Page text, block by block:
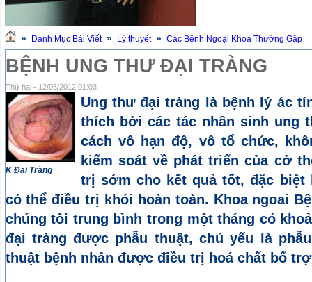
» Danh Mục Bài Viết » Lý thuyết » Các Bệnh Ngoại Khoa Thường Gặp
BỆNH UNG THƯ ĐẠI TRÀNG
Thứ hai - 12/03/2012 01:03
K Đại Tràng
Ung thư đại tràng là bệnh lý ác
thích bởi các tác nhân sinh ung
cách vô hạn độ, vô tổ chức,
kiểm soát về phát triển của cở
trị sớm cho kết quả tốt, đặc biệt
có thể điều trị khỏi hoàn toàn. Khoa ngoai
chúng tôi trung bình trong một tháng có
đại tràng được phẫu thuật, chủ yếu là
thuật bệnh nhân được điều trị hoá chất bổ